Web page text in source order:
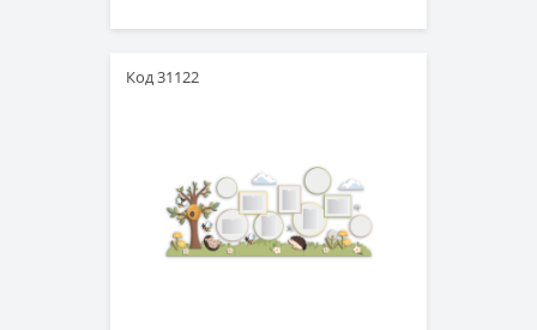
Код 31122